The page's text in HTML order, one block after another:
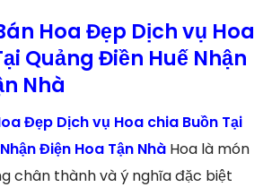
Hoa Đẹp Dịch vụ Hoa
Quảng Điền Huế Nhận
Nhà
Đẹp Dịch vụ Hoa chia Buồn Tại
Điện Hoa Tận Nhà Hoa là món
chân thành và ý nghĩa đặc biệt